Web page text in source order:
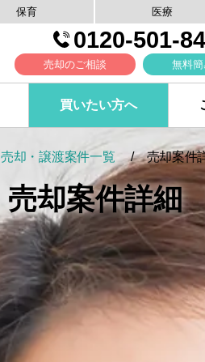
保育 医療
0120-501-
売却のご相談 無料
買いたい方へ
売却・譲渡案件一覧 売却案件
売却案件詳細